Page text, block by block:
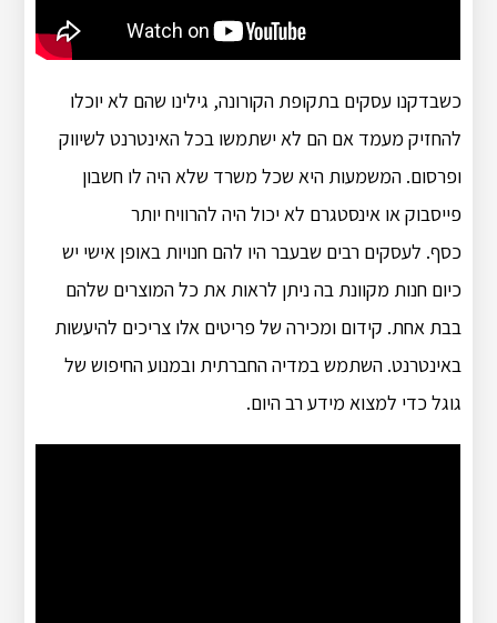
כשבדקנו עסקים בתקופת הקורונה, גילינו שהם לא יוכלו
להחזיק מעמד אם הם לא ישתמשו בכל האינטרנט לשיווק
ופרסום. המשמעות היא שכל משרד שלא היה לו חשבון
פייסבוק או אינסטגרם לא יכול היה להרוויח יותר
כסף. לעסקים רבים שבעבר היו להם חנויות באופן אישי יש
כיום חנות מקוונת בה ניתן לראות את כל המוצרים שלהם
בבת אחת. קידום ומכירה של פריטים אלו צריכים להיעשות
באינטרנט. השתמש במדיה החברתית ובמנוע החיפוש של
גוגל כדי למצוא מידע רב היום.